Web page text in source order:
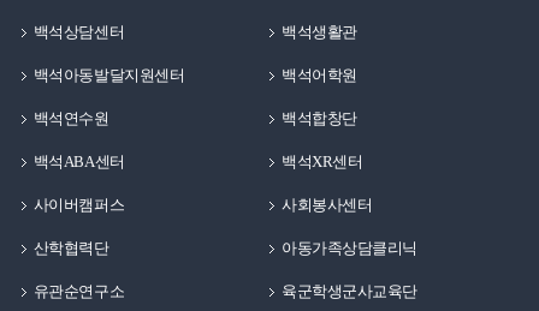
백석상담센터 백석생활관
백석아동발달지원센터 백석어학원
백석연수원 백석합창단
백석ABA센터 백석XR센터
사이버캠퍼스 사회봉사센터
산학협력단 아동가족상담클리닉
유관순연구소 육군학생군사교육단